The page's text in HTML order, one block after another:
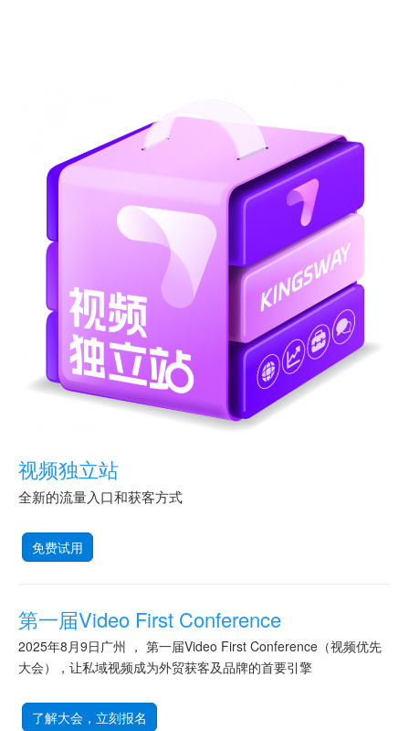
视频独立站
全新的流量入口和获客方式
免费试用
第一届Video First Conference
2025年8月9日广州 ， 第一届Video First Conference（视频优先
大会），让私域视频成为外贸获客及品牌的首要引擎
了解大会，立刻报名